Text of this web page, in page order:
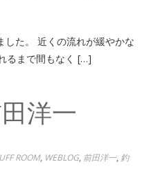
した。 近くの流れが緩やかな
るまで間もなく […]
田洋一
ROOM, WEBLOG, 前田洋一, 釣